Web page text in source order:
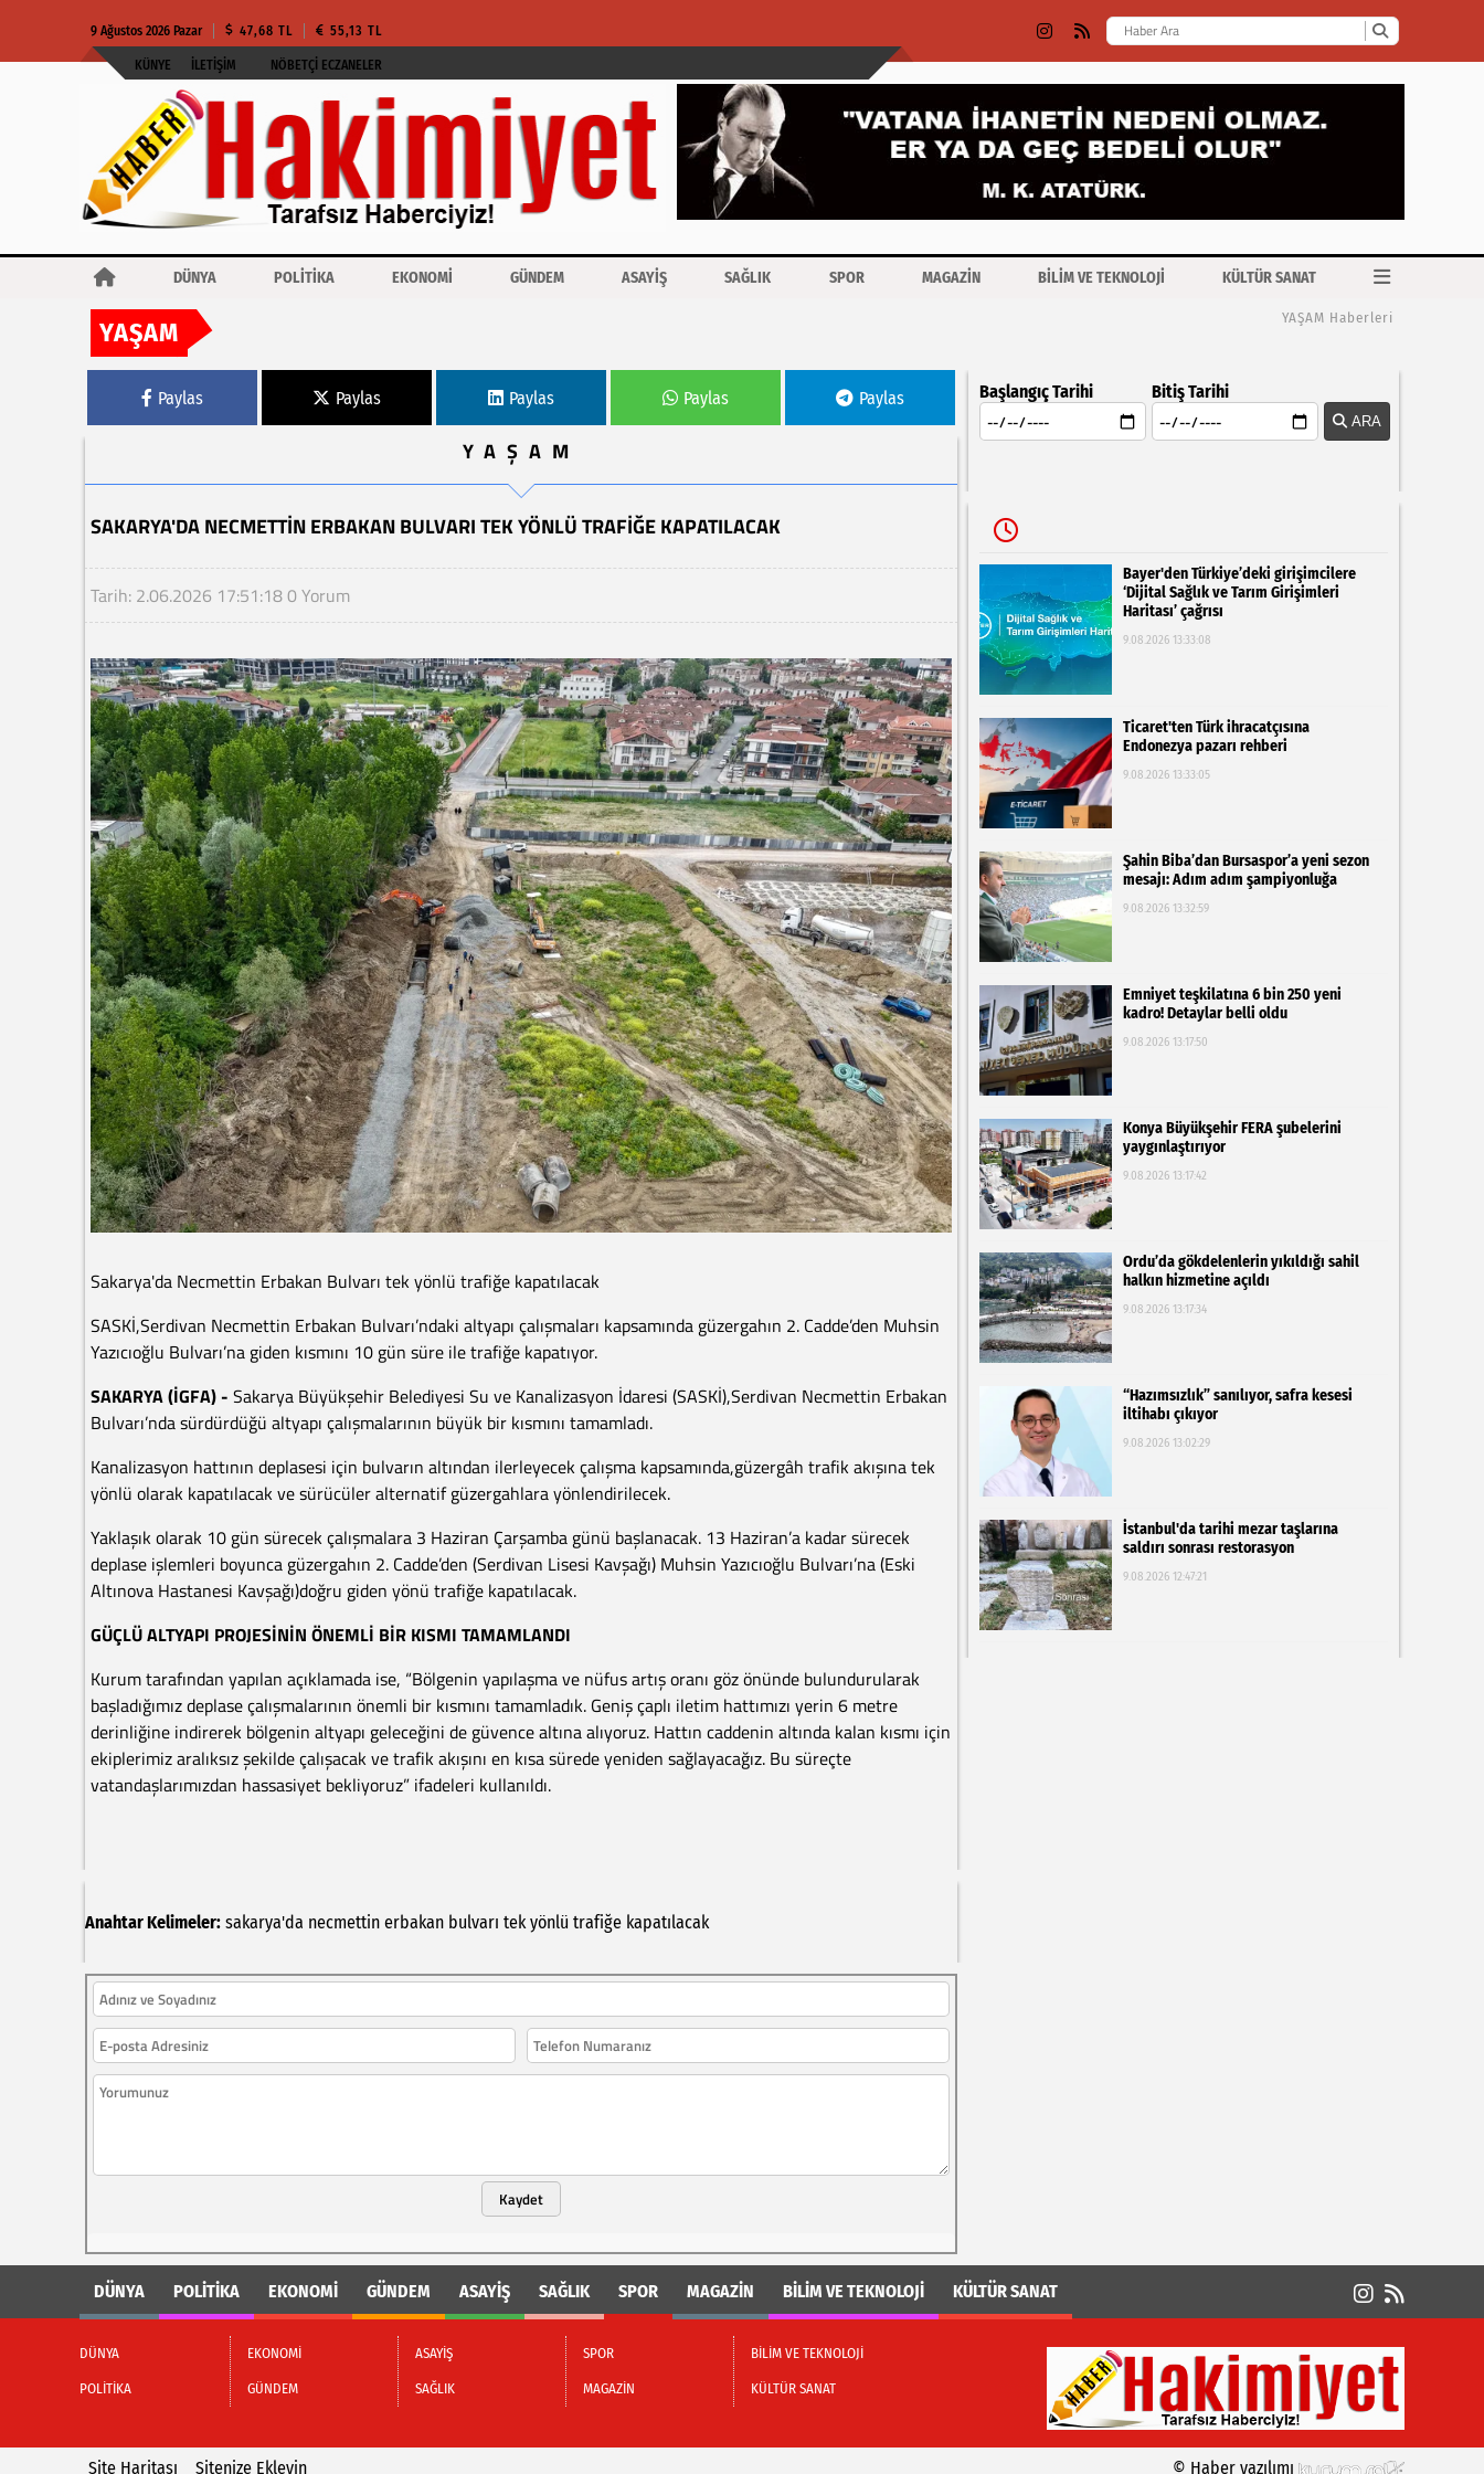
9 Ağustos 2026 Pazar 47,68 TL 55,13 TL
KÜNYE İLETIŞIM NÖBETÇI ECZANELER
DÜNYA POLİTİKA EKONOMİ GÜNDEM ASAYİŞ SAĞLIK SPOR MAGAZİN BİLİM VE TEKNOLOJİ KÜLTÜR SANAT
YAŞAM YAŞAM Haberleri
Paylas Paylas Paylas Paylas Paylas
YAŞAM
SAKARYA'DA NECMETTIN ERBAKAN BULVARI TEK YÖNLÜ TRAFIĞE KAPATILACAK
Tarih: 2.06.2026 17:51:180 Yorum
Sakarya'da Necmettin Erbakan Bulvarı tek yönlü trafiğe kapatılacak
SASKİ,Serdivan Necmettin Erbakan Bulvarı’ndaki altyapı çalışmaları kapsamında güzergahın 2. Cadde’den Muhsin
Yazıcıoğlu Bulvarı’na giden kısmını 10 gün süre ile trafiğe kapatıyor.
SAKARYA (İGFA) - Sakarya Büyükşehir Belediyesi Su ve Kanalizasyon İdaresi (SASKİ),Serdivan Necmettin Erbakan
Bulvarı’nda sürdürdüğü altyapı çalışmalarının büyük bir kısmını tamamladı.
Kanalizasyon hattının deplasesi için bulvarın altından ilerleyecek çalışma kapsamında,güzergâh trafik akışına tek
yönlü olarak kapatılacak ve sürücüler alternatif güzergahlara yönlendirilecek.
Yaklaşık olarak 10 gün sürecek çalışmalara 3 Haziran Çarşamba günü başlanacak. 13 Haziran’a kadar sürecek
deplase işlemleri boyunca güzergahın 2. Cadde’den (Serdivan Lisesi Kavşağı) Muhsin Yazıcıoğlu Bulvarı’na (Eski
Altınova Hastanesi Kavşağı)doğru giden yönü trafiğe kapatılacak.
GÜÇLÜ ALTYAPI PROJESİNİN ÖNEMLİ BİR KISMI TAMAMLANDI
Kurum tarafından yapılan açıklamada ise, “Bölgenin yapılaşma ve nüfus artış oranı göz önünde bulundurularak
başladığımız deplase çalışmalarının önemli bir kısmını tamamladık. Geniş çaplı iletim hattımızı yerin 6 metre
derinliğine indirerek bölgenin altyapı geleceğini de güvence altına alıyoruz. Hattın caddenin altında kalan kısmı için
ekiplerimiz aralıksız şekilde çalışacak ve trafik akışını en kısa sürede yeniden sağlayacağız. Bu süreçte
vatandaşlarımızdan hassasiyet bekliyoruz” ifadeleri kullanıldı.
Anahtar Kelimeler: sakarya'da necmettin erbakan bulvarı tek yönlü trafiğe kapatılacak
Kaydet
Başlangıç Tarihi Bitiş Tarihi
ARA
Bayer'den Türkiye’deki girişimcilere
‘Dijital Sağlık ve Tarım Girişimleri
Haritası’ çağrısı
9.08.2026 13:33:08
Ticaret'ten Türk ihracatçısına
Endonezya pazarı rehberi
9.08.2026 13:33:05
Şahin Biba’dan Bursaspor’a yeni sezon
mesajı: Adım adım şampiyonluğa
9.08.2026 13:32:59
Emniyet teşkilatına 6 bin 250 yeni
kadro! Detaylar belli oldu
9.08.2026 13:17:50
Konya Büyükşehir FERA şubelerini
yaygınlaştırıyor
9.08.2026 13:17:42
Ordu’da gökdelenlerin yıkıldığı sahil
halkın hizmetine açıldı
9.08.2026 13:17:34
“Hazımsızlık” sanılıyor, safra kesesi
iltihabı çıkıyor
9.08.2026 13:02:29
İstanbul'da tarihi mezar taşlarına
saldırı sonrası restorasyon
9.08.2026 12:47:21
DÜNYA POLİTİKA EKONOMİ GÜNDEM ASAYİŞ SAĞLIK SPOR MAGAZİN BİLİM VE TEKNOLOJİ KÜLTÜR SANAT
DÜNYA
POLİTİKA
EKONOMİ
GÜNDEM
ASAYİŞ
SAĞLIK
SPOR
MAGAZİN
BİLİM VE TEKNOLOJİ
KÜLTÜR SANAT
Site Haritası Sitenize Ekleyin © Haber yazılımı